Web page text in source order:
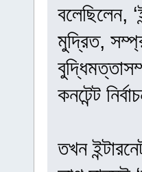
বলেছিলেন,
মুদ্রিত,
কনটেন্ট
তখন